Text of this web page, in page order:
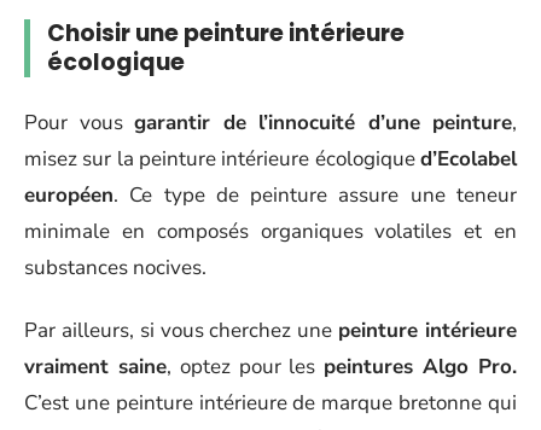
Choisir une peinture intérieure
écologique
Pour vous garantir de l’innocuité d’une peinture,
misez sur la peinture intérieure écologiqued’Ecolabel
européen. Ce type de peinture assure une teneur
minimale en composés organiques volatiles et en
substances nocives.
Par ailleurs, si vous cherchez une peinture intérieure
vraiment saine, optez pour les peintures Algo Pro.
C’est une peinture intérieure de marque bretonne qui